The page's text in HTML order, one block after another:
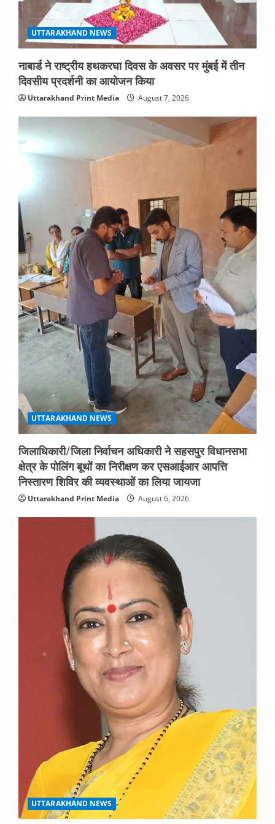
UTTARAKHAND NEWS
नाबार्ड ने राष्ट्रीय हथकरघा दिवस के अवसर पर मुंबई में तीन
दिवसीय प्रदर्शनी का आयोजन किया
Uttarakhand Print Media August 7, 2026
UTTARAKHAND NEWS
जिलाधिकारी/जिला निर्वाचन अधिकारी ने सहसपुर विधानसभा
क्षेत्र के पोलिंग बूथों का निरीक्षण कर एसआईआर आपत्ति
निस्तारण शिविर की व्यवस्थाओं का लिया जायजा
Uttarakhand Print Media August 6, 2026
UTTARAKHAND NEWS